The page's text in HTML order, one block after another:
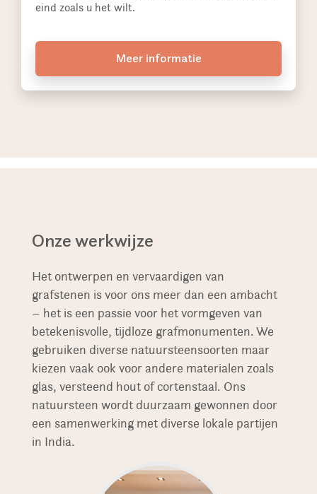
eind zoals u het wilt.
Meer informatie
Onze werkwijze
Het ontwerpen en vervaardigen van
grafstenen is voor ons meer dan een ambacht
– het is een passie voor het vormgeven van
betekenisvolle, tijdloze grafmonumenten. We
gebruiken diverse natuursteensoorten maar
kiezen vaak ook voor andere materialen zoals
glas, versteend hout of cortenstaal. Ons
natuursteen wordt duurzaam gewonnen door
een samenwerking met diverse lokale partijen
in India.